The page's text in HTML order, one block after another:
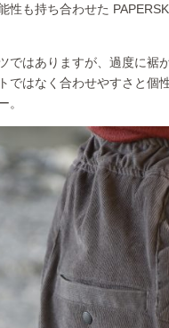
性も持ち合わせた
ではありますが、過度に裾
ではなく合わせやすさと個
。